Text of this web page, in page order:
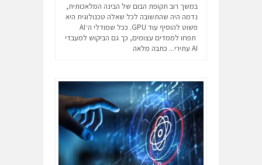
במשך רוב תקופת הבום של הבינה המלאכותית,
נדמה היה שהתשובה לכל שאלה טכנולוגית היא
פשוט להוסיף עוד GPU. ככל שמודלי ה־AI
תפחו לממדים עצומים, כך גם הביקוש למעבדי
AI עתירי...
כתבה מלאה